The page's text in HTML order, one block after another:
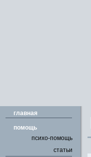
главная
помощь
психо-помощь
статьи